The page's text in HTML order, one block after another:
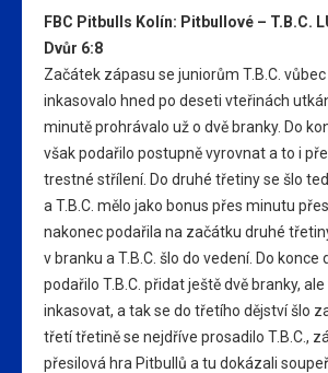
FBC Pitbulls Kolín: Pitbullové – T.B.C.
Dvůr 6:8
Začátek zápasu se juniorům T.B.C. vůbec
inkasovalo hned po deseti vteřinách
minutě prohrávalo už o dvě branky. Do
však podařilo postupně vyrovnat a to i
trestné střílení. Do druhé třetiny se šlo
a T.B.C. mělo jako bonus přes minutu
nakonec podařila na začátku druhé
v branku a T.B.C. šlo do vedení. Do konce
podařilo T.B.C. přidat ještě dvě branky,
inkasovat, a tak se do třetího dějství šlo
třetí třetině se nejdříve prosadilo T.B.C.,
přesilová hra Pitbullů a tu dokázali